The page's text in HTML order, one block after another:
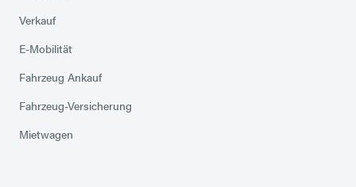
Verkauf
E-Mobilität
Fahrzeug Ankauf
Fahrzeug-Versicherung
Mietwagen